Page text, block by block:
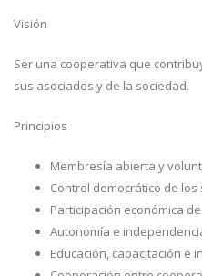
Visión
Ser una cooperativa que
sus asociados y de la sociedad.
Principios
Membresía abierta y
Control democrático de los
Participación económica
Autonomía e
Educación, capacitación e